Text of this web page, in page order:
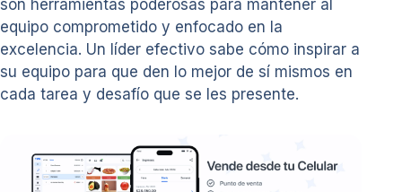
son herramientas poderosas para mantener al
equipo comprometido y enfocado en la
excelencia. Un líder efectivo sabe cómo inspirar a
su equipo para que den lo mejor de sí mismos en
cada tarea y desafío que se les presente.